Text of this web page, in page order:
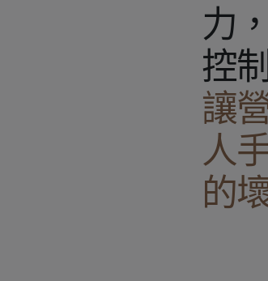
力
控
讓
人
的